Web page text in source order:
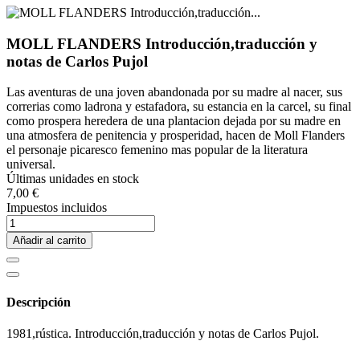
MOLL FLANDERS Introducción,traducción y
notas de Carlos Pujol
Las aventuras de una joven abandonada por su madre al nacer, sus
correrias como ladrona y estafadora, su estancia en la carcel, su final
como prospera heredera de una plantacion dejada por su madre en
una atmosfera de penitencia y prosperidad, hacen de Moll Flanders
el personaje picaresco femenino mas popular de la literatura
universal.
Últimas unidades en stock
7,00 €
Impuestos incluidos
Añadir al carrito
Descripción
1981,rústica. Introducción,traducción y notas de Carlos Pujol.